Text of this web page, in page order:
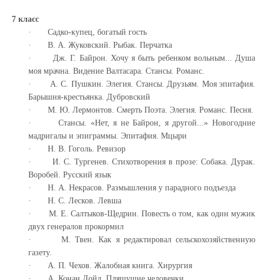
7 класс
·
Садко-купец, богатый гость
·
В. А. Жуковский. Рыбак. Перчатка
·
Дж. Г. Байрон. Хочу я быть ребенком вольным... Душа
моя мрачна. Видение Валтасара. Стансы. Романс.
·
А. С. Пушкин. Элегия. Стансы. Друзьям. Моя эпитафия.
Барышня-крестьянка. Дубровский
·
М. Ю. Лермонтов. Смерть Поэта. Элегия. Романс. Песня.
·
Стансы. «Нет, я не Байрон, я другой...» Новогодние
мадригалы и эпиграммы. Эпитафия. Мцыри
·
Н. В. Гоголь. Ревизор
·
И. С. Тургенев. Стихотворения в прозе: Собака. Дурак.
Воробей. Русский язык
·
Н. А. Некрасов. Размышления у парадного подъезда
·
Н. С. Лесков. Левша
·
М. Е. Салтыков-Щедрин. Повесть о том, как один мужик
двух генералов прокормил
·
М. Твен. Как я редактировал сельскохозяйственную
газету.
·
А. П. Чехов. Жалобная книга. Хирургия